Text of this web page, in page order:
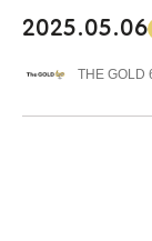
2025.05.06
THE GOLD